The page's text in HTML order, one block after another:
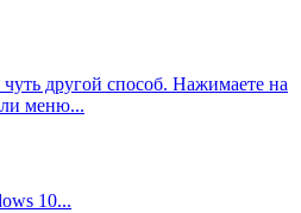
другой способ. Нажимаете на
меню...
10...